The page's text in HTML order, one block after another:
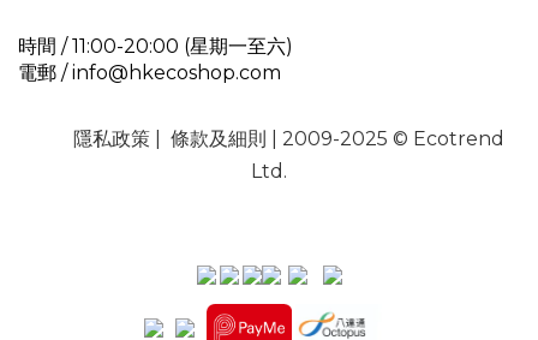
時間 / 11:00-20:00 (星期一至六)
電郵 / info@hkecoshop.com
隱私政策| 條款及細則 | 2009-2025 © Ecotrend
Ltd.